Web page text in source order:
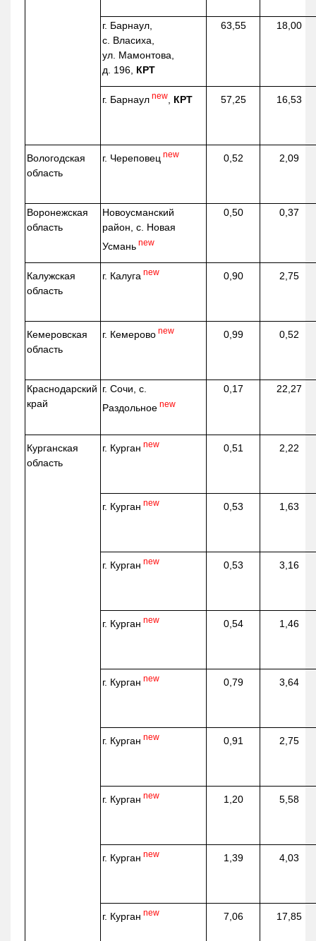
г. Барнаул,
с. Власиха,
ул. Мамонтова,
д. 196, КРТ
63,55 18,00
г. Барнаул new КРТ 57,25 16,53
Вологодская
область
г. Череповец new 0,52 2,09
Воронежская
область
Новоусманский
район, с. Новая
Усмань new
0,50 0,37
Калужская
область
г. Калуга new 0,90 2,75
Кемеровская
область
г. Кемерово new 0,99 0,52
Краснодарский
край
г. Сочи, с.
Раздольное new
0,17 22,27
Курганская
область
г. Курган new 0,51 2,22
г. Курган new 0,53 1,63
г. Курган new 0,53 3,16
г. Курган new 0,54 1,46
г. Курган new 0,79 3,64
г. Курган new 0,91 2,75
г. Курган new 1,20 5,58
г. Курган new 1,39 4,03
г. Курган new 7,06 17,85